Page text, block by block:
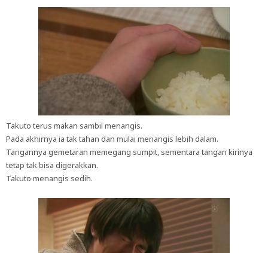
Takuto terus makan sambil menangis.
Pada akhirnya ia tak tahan dan mulai menangis lebih dalam.
Tangannya gemetaran memegang sumpit, sementara tangan kirinya
tetap tak bisa digerakkan.
Takuto menangis sedih.